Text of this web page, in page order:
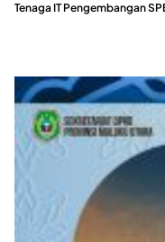
Tenaga IT Pengembangan